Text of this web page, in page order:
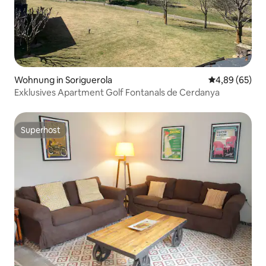
Wohnung in Soriguerola
4,89 (65)
Exklusives Apartment Golf Fontanals de Cerdanya
Superhost
Superhost